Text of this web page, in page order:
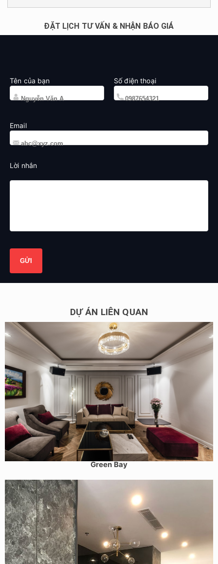
ĐẶT LỊCH TƯ VẤN & NHẬN BÁO GIÁ
Tên của bạn Số điện thoại
Email
Lời nhắn
DỰ ÁN LIÊN QUAN
Thi công hoàn thiện nội thất chung cư cao cấp Vinhomes
Green Bay